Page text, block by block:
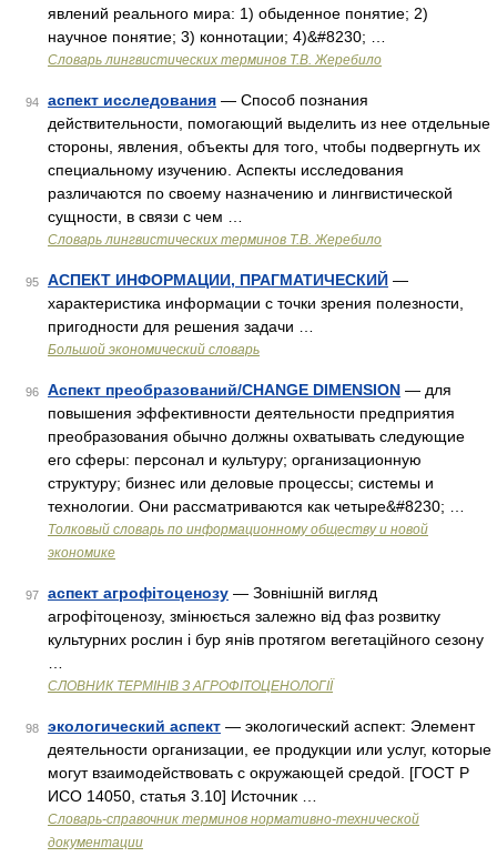
явлений реального мира: 1) обыденное понятие; 2)
научное понятие; 3) коннотации; 4)&#8230; …
Словарь лингвистических терминов Т.В. Жеребило
94 аспект исследования — Способ познания
действительности, помогающий выделить из нее отдельные
стороны, явления, объекты для того, чтобы подвергнуть их
специальному изучению. Аспекты исследования
различаются по своему назначению и лингвистической
сущности, в связи с чем …
Словарь лингвистических терминов Т.В. Жеребило
95 АСПЕКТ ИНФОРМАЦИИ, ПРАГМАТИЧЕСКИЙ —
характеристика информации с точки зрения полезности,
пригодности для решения задачи …
Большой экономический словарь
96 Аспект преобразований/CHANGE DIMENSION — для
повышения эффективности деятельности предприятия
преобразования обычно должны охватывать следующие
его сферы: персонал и культуру; организационную
структуру; бизнес или деловые процессы; системы и
технологии. Они рассматриваются как четыре&#8230; …
Толковый словарь по информационному обществу и новой
экономике
97 аспект агрофітоценозу — Зовнішній вигляд
агрофітоценозу, змінюється залежно від фаз розвитку
культурних рослин і бур янів протягом вегетаційного сезону
СЛОВНИК ТЕРМІНІВ З АГРОФІТОЦЕНОЛОГІЇ
98 экологический аспект — экологический аспект: Элемент
деятельности организации, ее продукции или услуг, которые
могут взаимодействовать с окружающей средой. [ГОСТ Р
ИСО 14050, статья 3.10] Источник …
Словарь-справочник терминов нормативно-технической
документации